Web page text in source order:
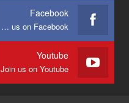
Facebook
Join us on Facebook
Youtube
Join us on Youtube